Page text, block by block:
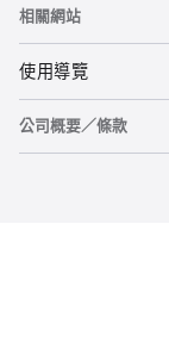
相關網站
黏土人
黏土人臉部製造機（
使用導覽
重要公告
公司概要／條款